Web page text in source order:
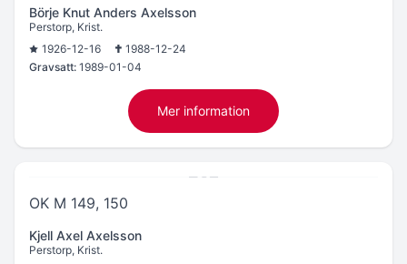
Börje Knut Anders Axelsson
Perstorp, Krist.
1926-12-16
1988-12-24
Gravsatt: 1989-01-04
Mer information
OK M 149, 150
Kjell Axel Axelsson
Perstorp, Krist.